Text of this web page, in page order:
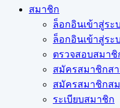
สมาชิก
ล็อกอินเข้าสู่ร
ล็อกอินเข้าสู่ร
ตรวจสอบสมาชิ
สมัครสมาชิกส
สมัครสมาชิกส
ระเบียบสมาชิก